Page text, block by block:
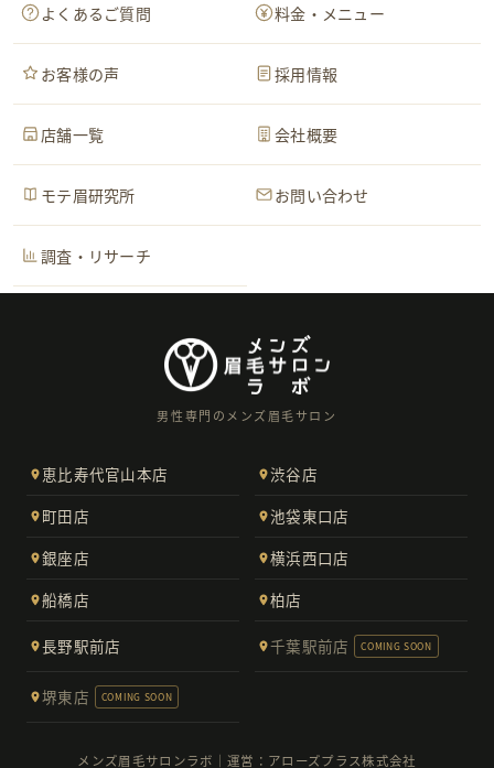
よくあるご質問 料金・メニュー
お客様の声 採用情報
店舗一覧 会社概要
モテ眉研究所 お問い合わせ
調査・リサーチ
男性専門のメンズ眉毛サロン
恵比寿代官山本店
渋谷店
町田店
池袋東口店
銀座店
横浜西口店
船橋店
柏店
長野駅前店 千葉駅前店 COMING SOON
堺東店 COMING SOON
メンズ眉毛サロンラボ｜運営：アローズプラス株式会社